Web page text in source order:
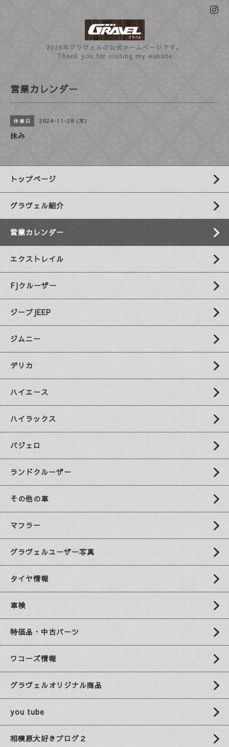
2026年グラヴェルの公式ホームぺージです。
Thank you for visiting my website
営業カレンダー
休業日 2024-11-28 (木)
休み
トップページ
グラヴェル紹介
営業カレンダー
エクストレイル
FJクルーザー
ジープJEEP
ジムニー
デリカ
ハイエース
ハイラックス
パジェロ
ランドクルーザー
その他の車
マフラー
グラヴェルユーザー写真
タイヤ情報
車検
特価品・中古パーツ
ワコーズ情報
グラヴェルオリジナル商品
you tube
相模原大好きブログ２